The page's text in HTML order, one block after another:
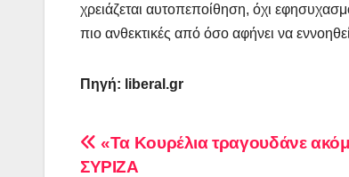
χρειάζεται αυτοπεποίθηση, όχι
πιο ανθεκτικές από όσο αφήνει να
Πηγή: liberal.gr
Πλοήγηση
«Τα Κουρέλια τραγουδάνε
ΣΥΡΙΖΑ